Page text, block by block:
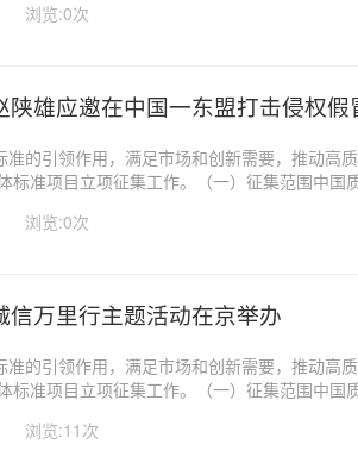
、新业态、新模式、新体系的生...
浏览:0次
陕雄应邀在中国一东盟打击侵权
准的引领作用，满足市场和创新需要，推动高
标准项目立项征集工作。（一）征集范围中国
、新业态、新模式、新体系的生...
浏览:0次
信万里行主题活动在京举办
准的引领作用，满足市场和创新需要，推动高
标准项目立项征集工作。（一）征集范围中国
、新业态、新模式、新体系的生...
浏览:11次